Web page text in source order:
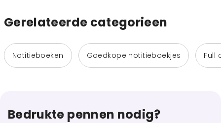
Gerelateerde categorieen
Notitieboeken Goedkope notitieboekjes Full
Bedrukte pennen nodig?